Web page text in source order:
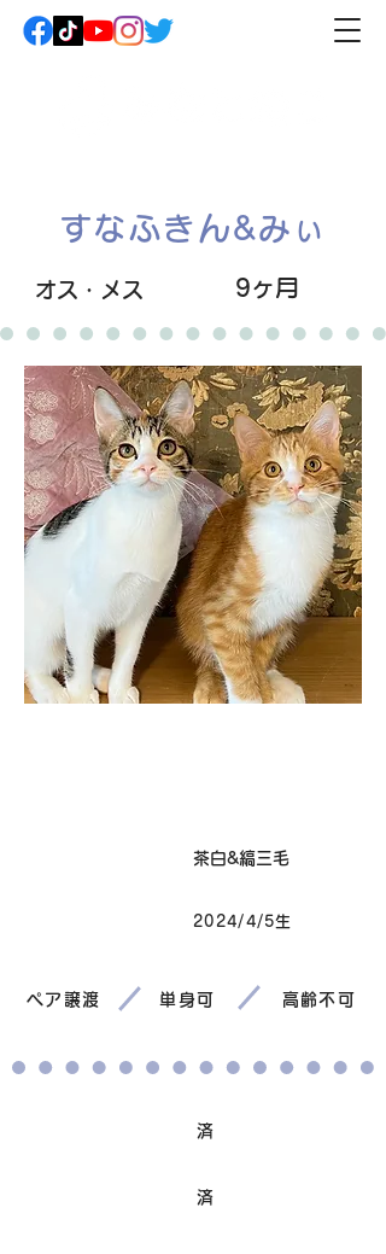
すなふきん&みぃ
オス・メス 9ヶ月
茶白&縞三毛
2024/4/5生
ペア譲渡 単身可 高齢不可
済
済